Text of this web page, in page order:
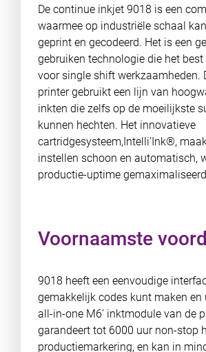
De continue inkjet 9018 is een
waarmee op industriële schaal
geprint en gecodeerd. Het is een
gebruiken technologie die het
voor single shift werkzaamheden.
printer gebruikt een lijn van
inkten die zelfs op de moeilijkste
kunnen hechten. Het innovatieve
cartridgesysteem,Intelli’Ink®,
instellen schoon en automatisch,
productie-uptime
Voornaamste
9018 heeft een eenvoudige
gemakkelijk codes kunt maken en
all-in-one M6’ inktmodule van de
garandeert tot 6000 uur non-stop
productiemarkering, en kan in